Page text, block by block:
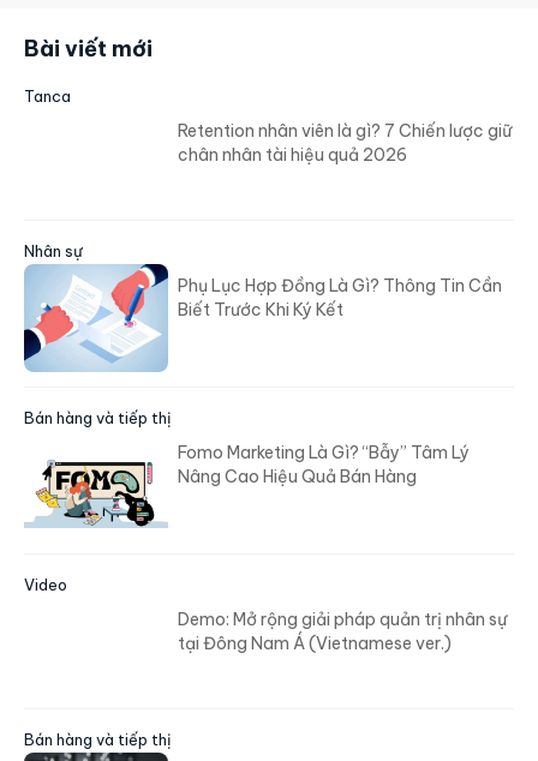
Bài viết mới
Tanca
Retention nhân viên là gì? 7 Chiến lược giữ
chân nhân tài hiệu quả 2026
Nhân sự
Phụ Lục Hợp Đồng Là Gì? Thông Tin Cần
Biết Trước Khi Ký Kết
Bán hàng và tiếp thị
Fomo Marketing Là Gì? “Bẫy” Tâm Lý
Nâng Cao Hiệu Quả Bán Hàng
Video
Demo: Mở rộng giải pháp quản trị nhân sự
tại Đông Nam Á (Vietnamese ver.)
Bán hàng và tiếp thị